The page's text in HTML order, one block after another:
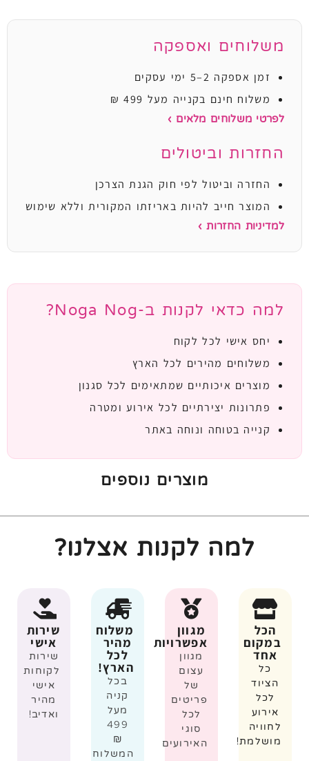
משלוחים ואספקה
זמן אספקה 2–5 ימי עסקים
משלוח חינם בקנייה מעל 499 ₪
לפרטי משלוחים מלאים ›
החזרות וביטולים
החזרה וביטול לפי חוק הגנת הצרכן
המוצר חייב להיות באריזתו המקורית וללא שימוש
למדיניות החזרות ›
למה כדאי לקנות ב-Noga Nog?
יחס אישי לכל לקוח
משלוחים מהירים לכל הארץ
מוצרים איכותיים שמתאימים לכל סגנון
פתרונות יצירתיים לכל אירוע ומטרה
קנייה בטוחה ונוחה באתר
מוצרים נוספים
למה לקנות אצלנו?
הכל
במקום
אחד
כל
הציוד
לכל
אירוע
לחוויה
מושלמת!
מגוון
אפשרויות
מגוון
עצום
של
פריטים
לכל
סוגי
האירועים
משלוח
מהיר
לכל
הארץ!
בכל
קניה
מעל
499
₪
המשלוח
שירות
אישי
שירות
לקוחות
אישי
מהיר
ואדיב!